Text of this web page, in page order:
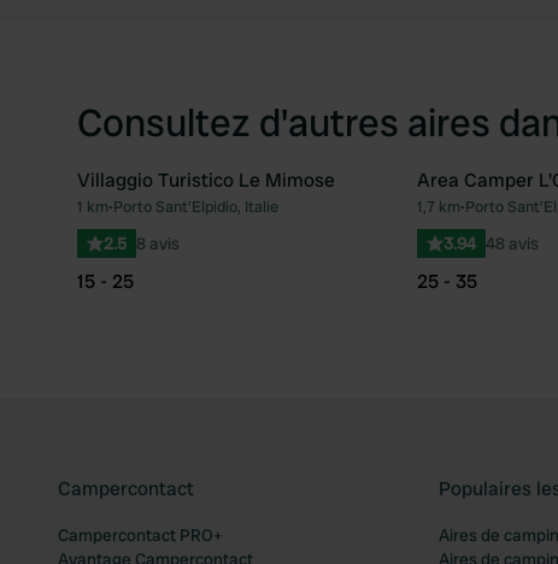
Consultez d'autres aires
Préféré
Villaggio Turistico Le Mimose
1 km•Porto Sant'Elpidio, Italie
2.5 8 avis
15 - 25
Area Camper
1,7 km•Porto
3.94 48 avis
25 - 35
Campercontact
Campercontact PRO+
Avantage Campercontact
Populaires
Aires de
Aires de